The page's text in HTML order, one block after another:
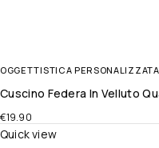
OGGETTISTICA PERSONALIZZATA
Cuscino Federa In Velluto
€19.90
Quick view